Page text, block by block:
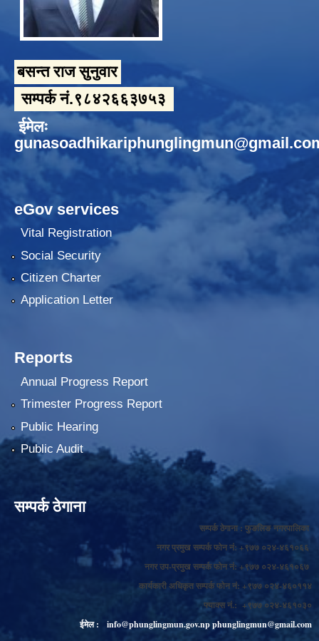
बसन्त राज सुनुवार
सम्पर्क नं.९८४२६६३७५३
ईमेलः
eGov services
Vital Registration
Social Security
Citizen Charter
Application Letter
Reports
Annual Progress Report
Trimester Progress Report
Public Hearing
Public Audit
सम्पर्क ठेगाना
सम्पर्क ठेगाना : फुङलिङ नगरपालिका
नगर प्रमुख सम्पर्क फोन नं: +९७७ ०२४-४६१०६६
नगर उप-प्रमुख सम्पर्क फोन नं: +९७७ ०२४-४६१०६७
कार्यकारी अधिकृत सम्पर्क फोन नं: +९७७ ०२४-४६०११४
फ्याक्स नं.: +९७७ ०२४-४६१०३०
ईमेल :
info@phunglingmun.gov.npphunglingmun@gmail.com